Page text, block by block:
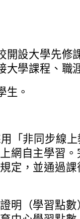
開設大學先修
大學課程、職
生。
「非同步線
網自主學習
定，並通過
明（學習點